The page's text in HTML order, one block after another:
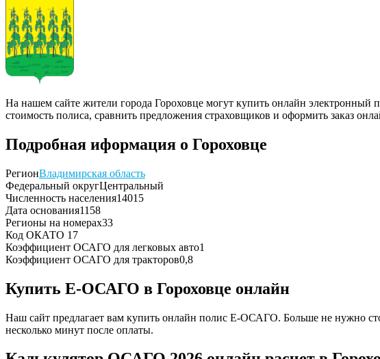
На нашем сайте жители города Гороховце могут купить онлайн
стоимость полиса, сравнить предложения страховщиков и оформить заказ
Подробная иформация о Гороховце
РегионВладимирская область
Федеральный округЦентральный
Численность населения14015
Дата основания1158
Регионы на номерах33
Код ОКАТО 17
Коэффициент ОСАГО для легковых авто1
Коэффициент ОСАГО для тракторов0,8
Купить Е-ОСАГО в Гороховце онлайн
Наш сайт предлагает вам купить онлайн полис Е-ОСАГО. Больше не нужно
несколько минут после оплаты.